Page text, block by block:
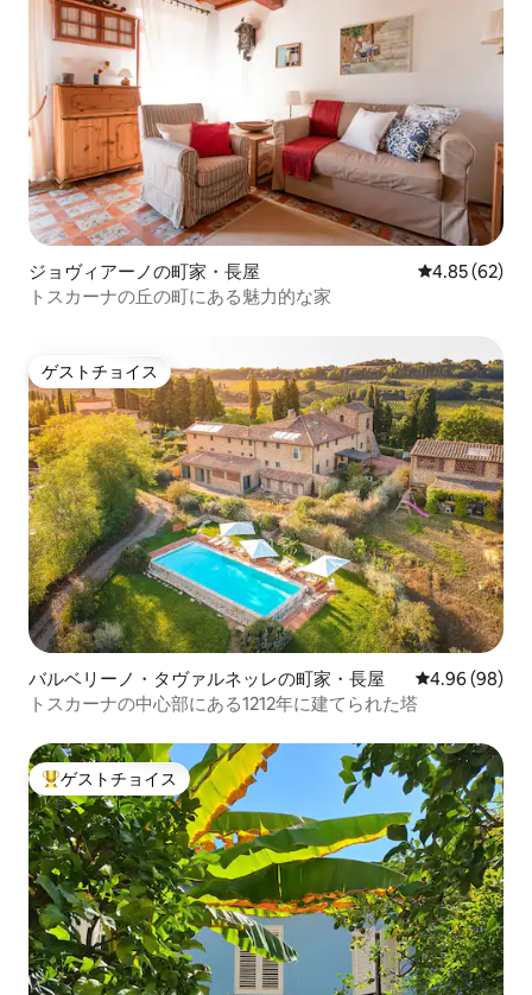
ジョヴィアーノの町家・長屋 レビュー62
4.85 (62)
トスカーナの丘の町にある魅力的な家
ゲストチョイス
ゲストチョイス
バルベリーノ・タヴァルネッレの町家・長屋 レビュー98件
4.96 (98)
トスカーナの中心部にある1212年に建てられた塔
大好評のゲストチョイスです。
ゲストチョイス